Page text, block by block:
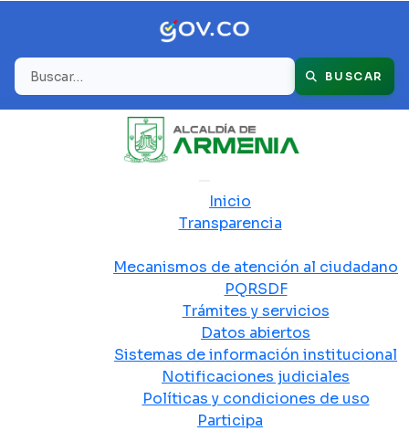
Buscar BUSCAR
Inicio
Transparencia
Mecanismos de atención al ciudadano
PQRSDF
Trámites y servicios
Datos abiertos
Sistemas de información institucional
Notificaciones judiciales
Políticas y condiciones de uso
Participa